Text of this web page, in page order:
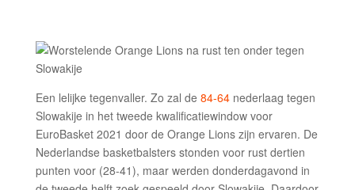
Een lelijke tegenvaller. Zo zal de 84-64nederlaag tegen
Slowakije in het tweede kwalificatiewindow voor
EuroBasket 2021 door de Orange Lions zijn ervaren. De
Nederlandse basketbalsters stonden voor rust dertien
punten voor (28-41), maar werden donderdagavond in